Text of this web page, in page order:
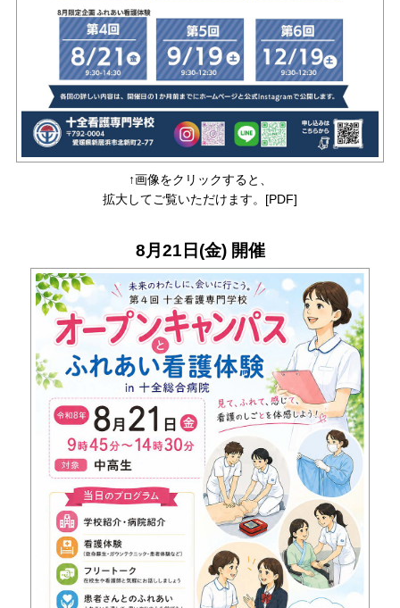
↑画像をクリックすると、
拡大してご覧いただけます。[PDF]
8月21日(金) 開催